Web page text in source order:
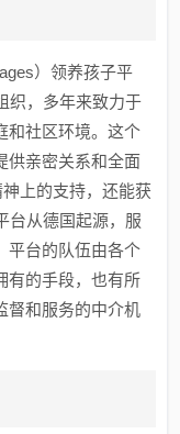
）领养孩子平
织，多年来致力于
和社区环境。这个
供亲密关系和全面
上的支持，还能获
台从德国起源，服
平台的队伍由各个
有的手段，也有所
督和服务的中介机